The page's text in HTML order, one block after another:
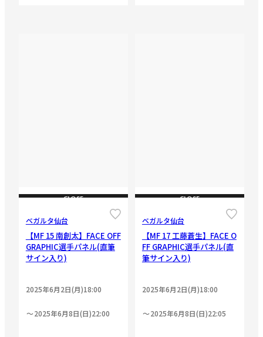
CLOSE
ベガルタ仙台
【MF 15 南創太】FACE OFF
GRAPHIC選手パネル(直筆
サイン入り)
2025年6月2日(月)18:00
2025年6月8日(日)22:00
CLOSE
ベガルタ仙台
【MF 17 工藤蒼生】FACE O
FF GRAPHIC選手パネル(直
筆サイン入り)
2025年6月2日(月)18:00
2025年6月8日(日)22:05